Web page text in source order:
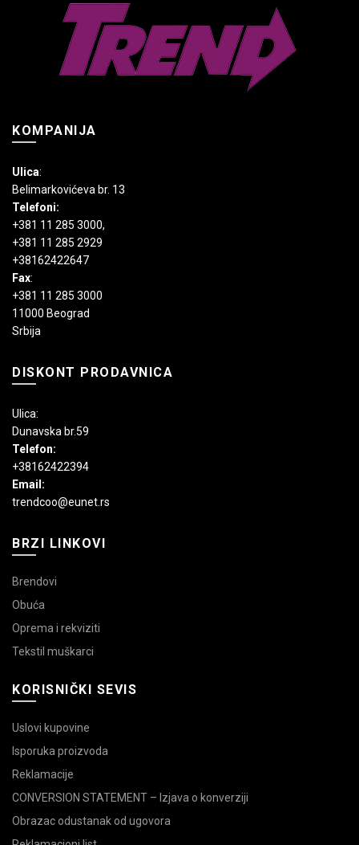
KOMPANIJA
Ulica:
Belimarkovićeva br. 13
Telefoni:
+381 11 285 3000,
+381 11 285 2929
+38162422647
Fax:
+381 11 285 3000
11000 Beograd
Srbija
DISKONT PRODAVNICA
Ulica:
Dunavska br.59
Telefon:
+38162422394
Email:
trendcoo@eunet.rs
BRZI LINKOVI
Brendovi
Obuća
Oprema i rekviziti
Tekstil muškarci
KORISNIČKI SEVIS
Uslovi kupovine
Isporuka proizvoda
Reklamacije
CONVERSION STATEMENT – Izjava o konverziji
Obrazac odustanak od ugovora